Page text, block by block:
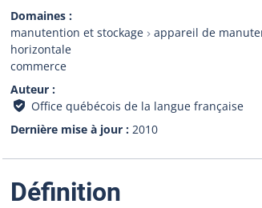
Domaines
manutention et stockage
appareil de
horizontale
commerce
Auteur
Office québécois de la langue française
Dernière mise à jour
2010
Définition